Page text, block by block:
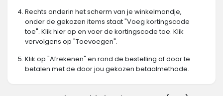
Rechts onderin het scherm van je winkelmandje,
onder de gekozen items staat "Voeg kortingscode
toe". Klik hier op en voer de kortingscode toe. Klik
vervolgens op "Toevoegen".
Klik op "Afrekenen" en rond de bestelling af door te
betalen met de door jou gekozen betaalmethode.